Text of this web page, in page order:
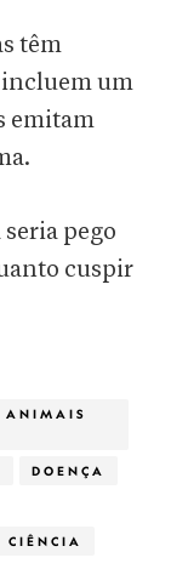
têm
incluem um
emitam
pego
cuspir
ANIMAIS
DOENÇA
CIÊNCIA